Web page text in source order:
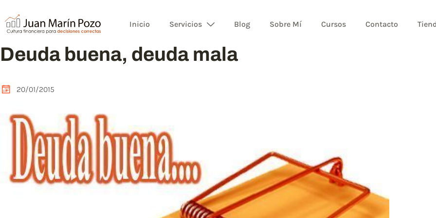
Inicio Servicios Blog Sobre Mí Cursos Contacto
Deuda buena, deuda mala
20/01/2015